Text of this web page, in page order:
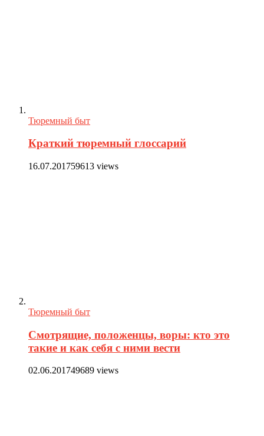
Тюремный быт
Краткий тюремный глоссарий
16.07.201759613 views
Тюремный быт
Смотрящие, положенцы, воры: кто это
такие и как себя с ними вести
02.06.201749689 views